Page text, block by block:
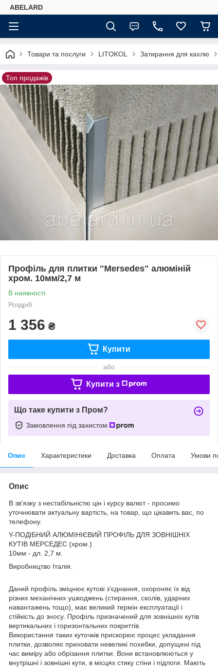
ABELARD
Товари та послуги LITOKOL Затирання для кахлю
Топ продажів
Профіль для плитки "Mersedes" алюміній
хром. 10мм/2,7 м
В наявності
Роздріб
1 356 ₴
Купити
або
Купити з
Що таке купити з Пром?
Замовлення під захистом
Опис Характеристики Доставка Оплата Умови
Опис
В зв'язку з нестабільністю цін і курсу валют - просимо
уточнювати актуальну вартість, на товар, що цікавить вас, по
телефону.
Y-ПОДІБНИЙ АЛЮМІНІЄВИЙ ПРОФІЛЬ ДЛЯ ЗОВНІШНІХ
КУТІВ МЕРСЕДЕС (хром.)
10мм - дл. 2,7 м.
Виробництво Італія.
Даний профіль зміцнює кутові з'єднання, охороняє їх від
різних механічних ушкоджень (стирання, сколів, ударних
навантажень тощо), має великий термін експлуатації і
стійкість до зносу. Профіль призначений для зовнішніх кутів
вертикальних і горизонтальних покриттів.
Використання таких куточків прискорює процес укладання
плитки, дозволяє приховати невеликі похибки, допущені під
час виміру або обрізання плитки. Вони встановлюються у
внутрішні і зовнішні кути, в місцях стику стіни і підлоги. Мають